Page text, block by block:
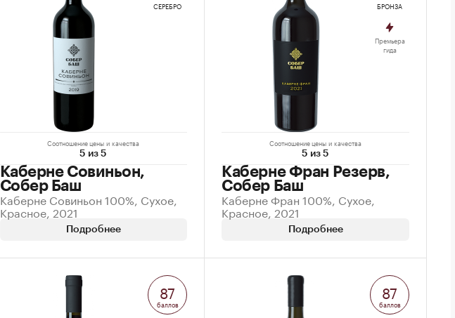
Соотношение цены и качества
5 из 5
Каберне Совиньон,
Собер Баш
Каберне Совиньон 100%, Сухое,
Красное, 2021
Подробнее
СЕРЕБРО
Соотношение цены и качества
5 из 5
Каберне Фран Резерв,
Собер Баш
Каберне Фран 100%, Сухое,
Красное, 2021
Подробнее
БРОНЗА
Премьера
гида
87
баллов
87
баллов